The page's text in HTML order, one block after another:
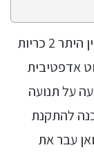
אבזור הבטיחות עשיר גם הוא והוא כולל בין היתר 2 כריות
אדפטיבית
על תנועה
להתקנת
עבר את